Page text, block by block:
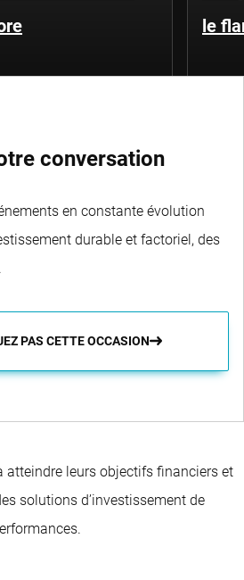
le
conversation
en constante évolution
durable et factoriel, des
PAS CETTE OCCASION
atteindre leurs objectifs financiers et
solutions d’investissement de